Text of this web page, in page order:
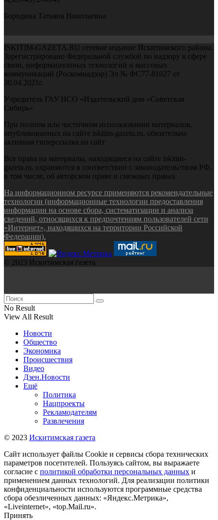
Бородина Татьяна Николаевна
ISKITIM-GAZETA.RU сетевое издание Искитимского района.
Зарегистрировано Федеральной службой по надзору в сфере
связи, информационных технологий и массовых
коммуникаций (Роскомнадзор) Эл № ФС77-81027 от
30.04.2021г.
Учредитель ГАУ НСО «Издательский дом «Советская
Сибирь»
При полном или частичном использовании материалов,
опубликованных на сайте iskitim-gazeta.ru, обязательна
активная гиперссылка на сайт
Все права на материалы, находящиеся на сайте iskitim-
gazeta.ru, охраняются в соответствии с законодательством РФ,
в том числе, об авторском праве и смежных правах.
На информационном ресурсе применяются рекомендательные
технологии (информационные технологии предоставления
информации на основе сбора, систематизации и анализа
сведений, относящихся к предпочтениям пользователей сети
«Интернет», находящихся на территории Российской
Федерации).
© 2023 Искитимская газета
No Result
View All Result
Новости
Общество
Экономика
Происшествия
Видео
Дзен.Новости
Ещё
Политика
Нацпроекты
Рекламодателям
Развлечения
© 2023 Искитимская газета
Сайт использует файлы Cookie и сервисы сбора технических
параметров посетителей. Пользуясь сайтом, вы выражаете
согласие с политикой обработки персональных данных и
применением данных технологий. Для реализации политики
конфиденциальности используются программные средства
сбора обезличенных данных: «Яндекс.Метрика»,
«Liveinternet», «top.Mail.ru».
Принять